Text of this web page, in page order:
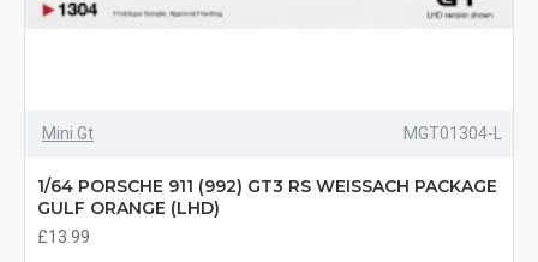
Mini Gt MGT01304-L
1/64 PORSCHE 911 (992) GT3 RS WEISSACH PACKAGE
GULF ORANGE (LHD)
£13.99